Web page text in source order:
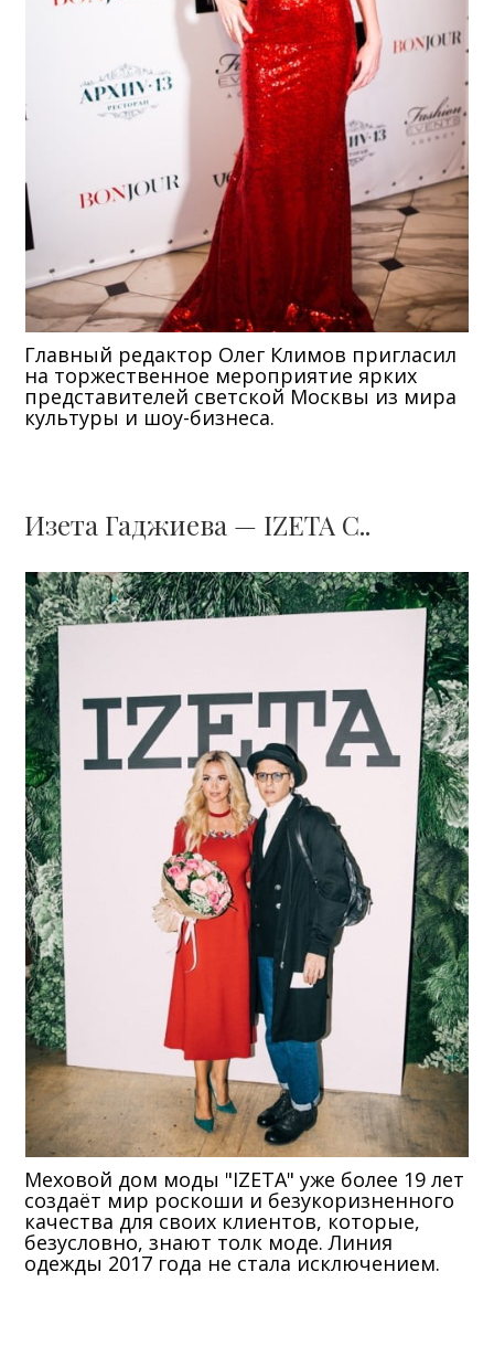
Главный редактор Олег Климов пригласил
на торжественное мероприятие ярких
представителей светской Москвы из мира
культуры и шоу-бизнеса.
Изета Гаджиева — IZETA C..
Меховой дом моды "IZETA" уже более 19 лет
создаёт мир роскоши и безукоризненного
качества для своих клиентов, которые,
безусловно, знают толк моде. Линия
одежды 2017 года не стала исключением.